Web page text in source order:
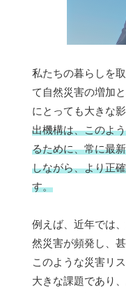
私たちの暮らしを
て自然災害の増加
にとっても大きな
出機構は、このよ
るために、常に最
しながら、より正
す。
例えば、近年では
然災害が頻発し、
このような災害リ
大きな課題であり